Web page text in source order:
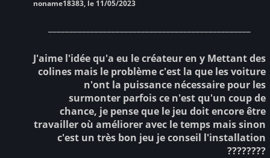
noname18383, le 11/05/2023
J'aime l'idée qu'a eu le créateur en y Mettant des
colines mais le problème c'est la que les voiture
n'ont la puissance nécessaire pour les
surmonter parfois ce n'est qu'un coup de
chance, je pense que le jeu doit encore être
travailler où améliorer avec le temps mais sinon
c'est un très bon jeu je conseil l'installation
????????